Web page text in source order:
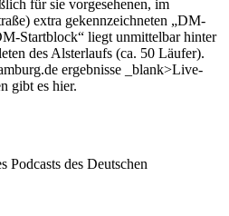
für sie vorgesehenen, im
extra gekennzeichneten „DM-
Startblock“ liegt unmittelbar hinter
des Alsterlaufs (ca. 50 Läufer).
ergebnisse _blank>Live-
gibt es hier.
Podcasts des Deutschen